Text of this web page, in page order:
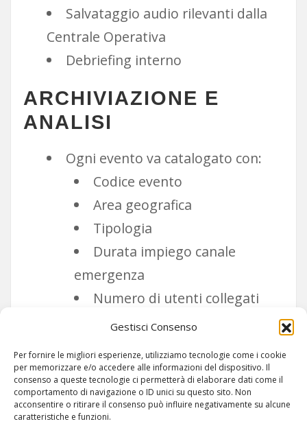
Gestisci Consenso
Per fornire le migliori esperienze, utilizziamo tecnologie come i cookie
per memorizzare e/o accedere alle informazioni del dispositivo. Il
consenso a queste tecnologie ci permetterà di elaborare dati come il
comportamento di navigazione o ID unici su questo sito. Non
acconsentire o ritirare il consenso può influire negativamente su alcune
caratteristiche e funzioni.
Salvataggio audio rilevanti dalla
Centrale Operativa
Debriefing interno
ARCHIVIAZIONE E
ANALISI
Ogni evento va catalogato con:
Codice evento
Area geografica
Tipologia
Durata impiego canale
emergenza
Numero di utenti collegati
Eventuali trascrizioni